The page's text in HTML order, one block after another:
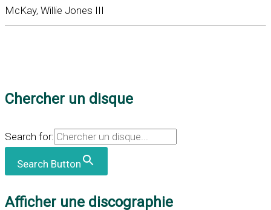
McKay, Willie Jones III
Chercher un disque
Search for:
Search Button
Afficher une discographie